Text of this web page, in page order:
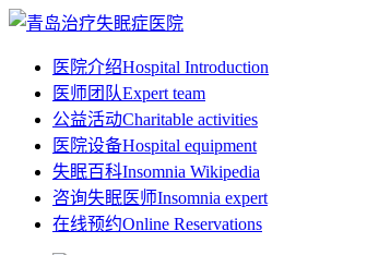
医院介绍Hospital Introduction
医师团队Expert team
公益活动Charitable activities
医院设备Hospital equipment
失眠百科Insomnia Wikipedia
咨询失眠医师Insomnia expert
在线预约Online Reservations